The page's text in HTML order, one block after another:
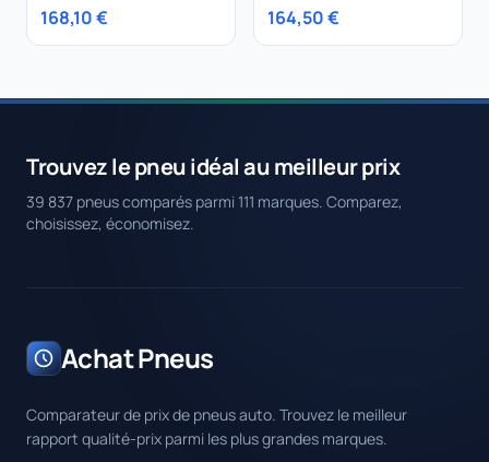
168,10 € 164,50 €
Trouvez le pneu idéal au meilleur prix
39 837 pneus comparés parmi 111 marques. Comparez,
choisissez, économisez.
Achat Pneus
Comparateur de prix de pneus auto. Trouvez le meilleur
rapport qualité-prix parmi les plus grandes marques.